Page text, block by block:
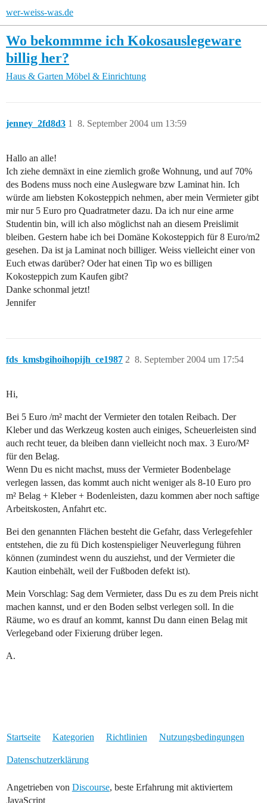
wer-weiss-was.de
Wo bekommme ich Kokosauslegeware
billig her?
Haus & Garten Möbel & Einrichtung
jenney_2fd8d3 8. September 2004 um 13:59
1
Hallo an alle!
Ich ziehe demnäxt in eine ziemlich große Wohnung, und auf 70%
des Bodens muss noch eine Auslegware bzw Laminat hin. Ich
würde am liebsten Kokosteppich nehmen, aber mein Vermieter gibt
mir nur 5 Euro pro Quadratmeter dazu. Da ich nur eine arme
Studentin bin, will ich also möglichst nah an diesem Preislimit
bleiben. Gestern habe ich bei Domäne Kokosteppich für 8 Euro/m2
gesehen. Da ist ja Laminat noch billiger. Weiss vielleicht einer von
Euch etwas darüber? Oder hat einen Tip wo es billigen
Kokosteppich zum Kaufen gibt?
Danke schonmal jetzt!
Jennifer
fds_kmsbgihoihopijh_ce1987 8. September 2004 um 17:54
2
Hi,
Bei 5 Euro /m² macht der Vermieter den totalen Reibach. Der
Kleber und das Werkzeug kosten auch einiges, Scheuerleisten sind
auch recht teuer, da bleiben dann vielleicht noch max. 3 Euro/M²
für den Belag.
Wenn Du es nicht machst, muss der Vermieter Bodenbelage
verlegen lassen, das kommt auch nicht weniger als 8-10 Euro pro
m² Belag + Kleber + Bodenleisten, dazu kommen aber noch saftige
Arbeitskosten, Anfahrt etc.
Bei den genannten Flächen besteht die Gefahr, dass Verlegefehler
entstehen, die zu fü Dich kostenspieliger Neuverlegung führen
können (zumindest wenn du ausziehst, und der Vermieter die
Kaution einbehält, weil der Fußboden defekt ist).
Mein Vorschlag: Sag dem Vermieter, dass Du es zu dem Preis nicht
machen kannst, und er den Boden selbst verlegen soll. In die
Räume, wo es drauf an kommt, kannst Du dann einen Belag mit
Verlegeband oder Fixierung drüber legen.
A.
Startseite Kategorien Richtlinien Nutzungsbedingungen
Datenschutzerklärung
Angetrieben von Discourse, beste Erfahrung mit aktiviertem
JavaScript